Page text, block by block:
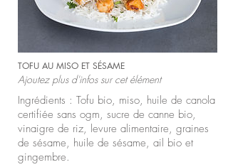
TOFU AU MISO ET SÉSAME
Ajoutez plus d'infos sur cet élément
Ingrédients : Tofu bio, miso, huile de canola
certifiée sans ogm, sucre de canne bio,
vinaigre de riz, levure alimentaire, graines
de sésame, huile de sésame, ail bio et
gingembre.